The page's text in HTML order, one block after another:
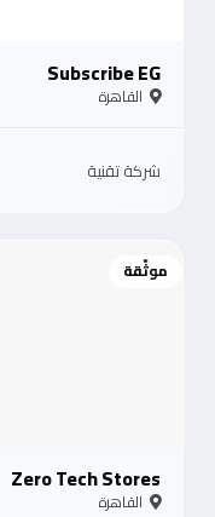
Subscribe EG
القاهرة
شركة تقنية
موثّقة
Zero Tech Stores
القاهرة